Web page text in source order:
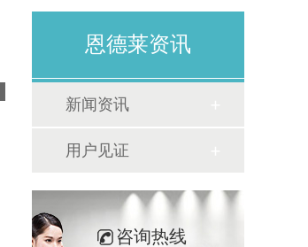
恩德莱资讯
新闻资讯
用户见证
咨询热线